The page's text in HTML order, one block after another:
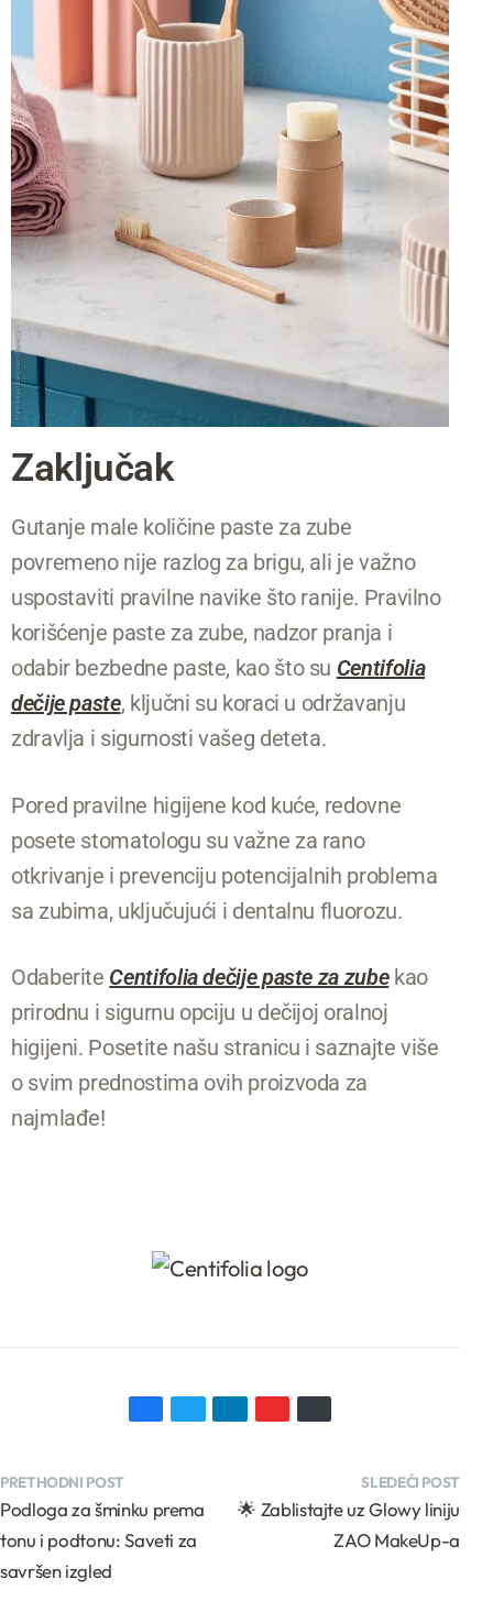
Zaključak
Gutanje male količine paste za zube
povremeno nije razlog za brigu, ali je važno
uspostaviti pravilne navike što ranije. Pravilno
korišćenje paste za zube, nadzor pranja i
odabir bezbedne paste, kao što su Centifolia
dečije paste, ključni su koraci u održavanju
zdravlja i sigurnosti vašeg deteta.
Pored pravilne higijene kod kuće, redovne
posete stomatologu su važne za rano
otkrivanje i prevenciju potencijalnih problema
sa zubima, uključujući i dentalnu fluorozu.
Odaberite Centifolia dečije paste za zubekao
prirodnu i sigurnu opciju u dečijoj oralnoj
higijeni. Posetite našu stranicu i saznajte više
o svim prednostima ovih proizvoda za
najmlađe!
PRETHODNI POST
Podloga za šminku prema
tonu i podtonu: Saveti za
savršen izgled
SLEDEĆI POST
🌟 Zablistajte uz Glowy liniju
ZAO MakeUp-a